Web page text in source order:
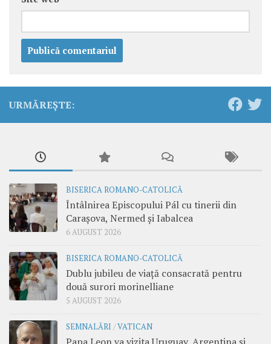
URMĂREȘTE:
BISERICA ROMANO-CATOLICĂ
Întâlnirea Episcopului Pál cu tinerii din
Carașova, Nermed și Iabalcea
6 AUGUST 2026
BISERICA ROMANO-CATOLICĂ
Dublu jubileu de viață consacrată pentru
două surori morinelliane
5 AUGUST 2026
SEMNALĂRI /VATICAN
Papa Leon va vizita Uruguay, Argentina și